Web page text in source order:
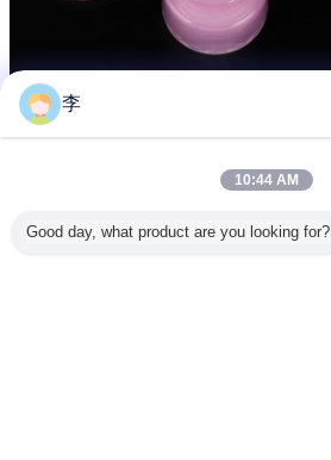
李
10:44 AM
Good day, what product are you looking for?